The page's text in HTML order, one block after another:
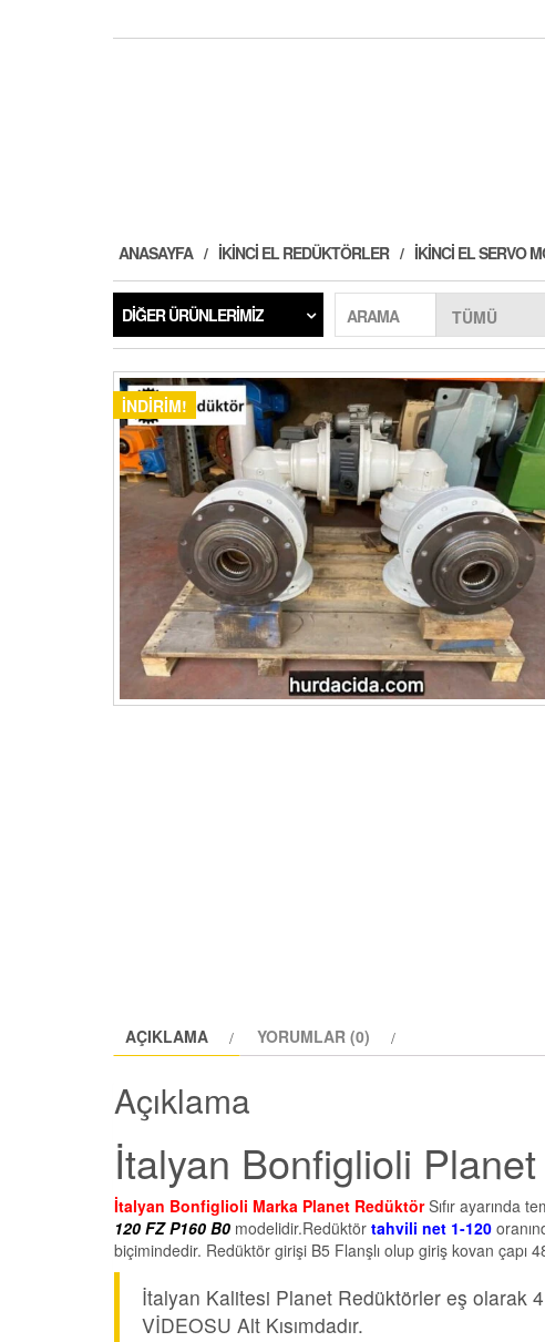
ANASAYFA İKINCI EL REDÜKTÖRLER İKINCI EL SERVO
DIĞER ÜRÜNLERIMIZ ARAMA
İNDIRIM!
AÇIKLAMA YORUMLAR (0)
Açıklama
İtalyan Bonfiglioli
İtalyan Bonfiglioli Marka Planet RedüktörSıfır ayarında
120 FZ P160 B0 modelidir.Redüktör tahvili net 1-120
biçimindedir. Redüktör girişi B5 Flanşlı olup giriş kovan çapı
İtalyan Kalitesi Planet Redüktörler eş olarak
VİDEOSU Alt Kısımdadır.